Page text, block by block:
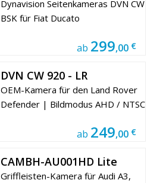
Dynavision Seitenkameras DVN CW
BSK für Fiat Ducato
ab 299,00 €
DVN CW 920 - LR
OEM-Kamera für den Land Rover
Defender | Bildmodus AHD / NTSC
ab 249,00 €
CAMBH-AU001HD Lite
Griffleisten-Kamera für Audi A3,